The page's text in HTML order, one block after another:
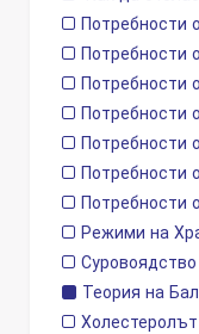
Потребности
Потребности
Потребности
Потребности
Потребности
Потребности
Потребности
Режими на
Суровоядство
Теория на
Холестеролът